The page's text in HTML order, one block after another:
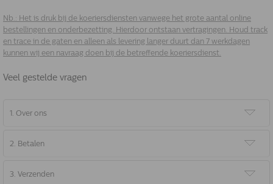
Nb.: Het is druk bij de koeriersdiensten vanwege het grote aantal online
bestellingen en onderbezetting. Hierdoor ontstaan vertragingen. Houd track
en trace in de gaten en alleen als levering langer duurt dan 7 werkdagen
kunnen wij een navraag doen bij de betreffende koeriersdienst.
veel gestelde vragen
1. Over ons
2. Betalen
3. Verzenden